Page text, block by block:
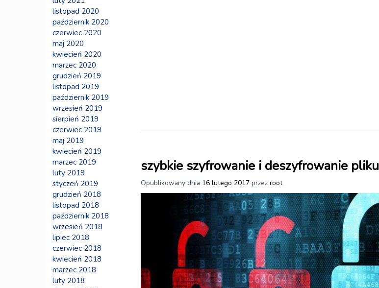
szybkie szyfrowanie i deszyfrowanie pliku
Opublikowany dnia 16 lutego 2017 przez root
listopad 2020
październik 2020
czerwiec 2020
maj 2020
kwiecień 2020
marzec 2020
grudzień 2019
listopad 2019
październik 2019
wrzesień 2019
sierpień 2019
czerwiec 2019
maj 2019
kwiecień 2019
marzec 2019
luty 2019
styczeń 2019
grudzień 2018
listopad 2018
październik 2018
wrzesień 2018
lipiec 2018
czerwiec 2018
kwiecień 2018
marzec 2018
luty 2018